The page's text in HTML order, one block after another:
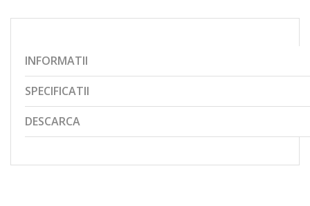
INFORMATII
SPECIFICATII
DESCARCA